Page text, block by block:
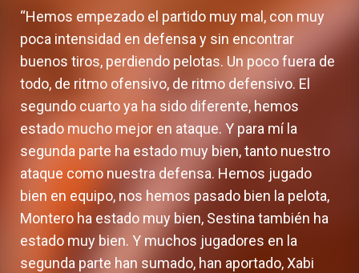
“Hemos empezado el partido muy mal, con muy
poca intensidad en defensa y sin encontrar
buenos tiros, perdiendo pelotas. Un poco fuera de
todo, de ritmo ofensivo, de ritmo defensivo. El
segundo cuarto ya ha sido diferente, hemos
estado mucho mejor en ataque. Y para mí la
segunda parte ha estado muy bien, tanto nuestro
ataque como nuestra defensa. Hemos jugado
bien en equipo, nos hemos pasado bien la pelota,
Montero ha estado muy bien, Sestina también ha
estado muy bien. Y muchos jugadores en la
segunda parte han sumado, han aportado, Xabi